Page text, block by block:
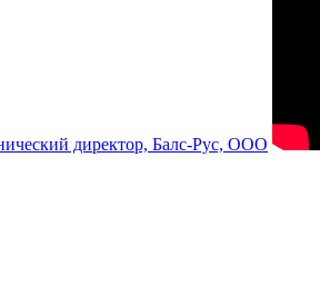
директор, Балс-Рус, ООО